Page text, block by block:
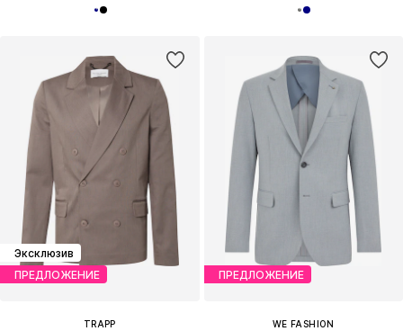
Эксклюзив
ПРЕДЛОЖЕНИЕ
TRAPP
ПРЕДЛОЖЕНИЕ
WE FASHION